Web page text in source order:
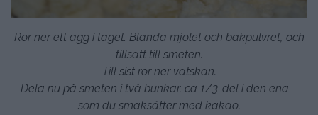
Rör ner ett ägg i taget. Blanda mjölet och bakpulvret, och
tillsätt till smeten.
Till sist rör ner vätskan.
Dela nu på smeten i två bunkar. ca 1/3-del i den ena –
som du smaksätter med kakao.